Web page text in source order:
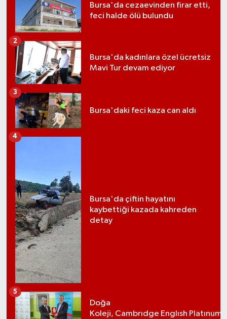
Bursa'da cezaevinden firar etti,
feci halde ölü bulundu
Bursa'da kadınlara özel ücretsiz
Mavi Tur devam ediyor
2
Bursa'daki feci kaza can aldı
3
Bursa'da çiftin hayatını
kaybettiği kazada kahreden
detay
4
Doğa
Koleji, Cambrıdge Englısh Platınum
5